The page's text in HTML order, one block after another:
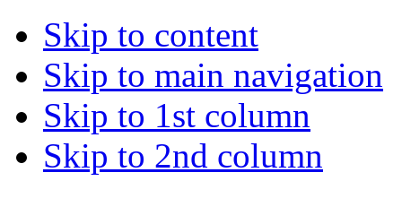
Skip to content
Skip to main navigation
Skip to 1st column
Skip to 2nd column